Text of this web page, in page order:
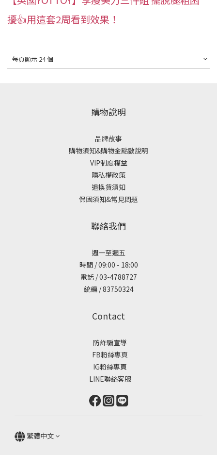
擾👍用這套2周看到效果！
每頁顯示 24 個
購物說明
品牌故事
購物須知&購物金點數說明
VIP制度權益
隱私權政策
退換貨須知
保固須知&常見問題
聯絡我們
週一至週五
時間 / 09:00 - 18:00
電話 / 03-4788727
統編 / 83750324
Contact
防詐騙宣導
FB粉絲專頁
IG粉絲專頁
LINE聯絡客服
繁體中文